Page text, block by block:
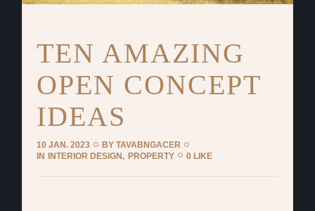
TEN AMAZING
OPEN CONCEPT
IDEAS
10 JAN. 2023 BYTAVABNGACER
IN INTERIOR DESIGN PROPERTY 0 LIKE